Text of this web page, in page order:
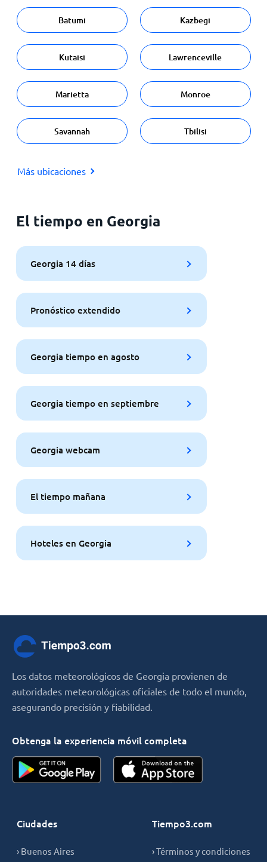
Batumi Kazbegi
Kutaisi Lawrenceville
Marietta Monroe
Savannah Tbilisi
Más ubicaciones
El tiempo en Georgia
Georgia 14 días
Pronóstico extendido
Georgia tiempo en agosto
Georgia tiempo en septiembre
Georgia webcam
El tiempo mañana
Hoteles en Georgia
Los datos meteorológicos de Georgia provienen de
autoridades meteorológicas oficiales de todo el mundo,
asegurando precisión y fiabilidad.
Obtenga la experiencia móvil completa
Ciudades
› Buenos Aires
Tiempo3.com
› Términos y condiciones